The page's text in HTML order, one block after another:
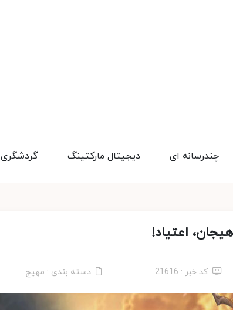
گردشگری دیجیتال مارکتینگ چندرسانه ای
کد خبر : 21616 دسته بندی : مهیج